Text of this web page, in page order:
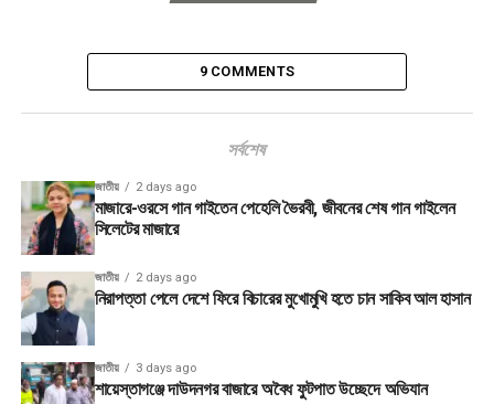
9 COMMENTS
সর্বশেষ
জাতীয় 2 days ago
মাজারে-ওরসে গান গাইতেন পেহেলি ভৈরবী, জীবনের শেষ গান গাইলেন
সিলেটের মাজারে
জাতীয় 2 days ago
নিরাপত্তা পেলে দেশে ফিরে বিচারের মুখোমুখি হতে চান সাকিব আল হাসান
জাতীয় 3 days ago
শায়েস্তাগঞ্জে দাউদনগর বাজারে অবৈধ ফুটপাত উচ্ছেদে অভিযান